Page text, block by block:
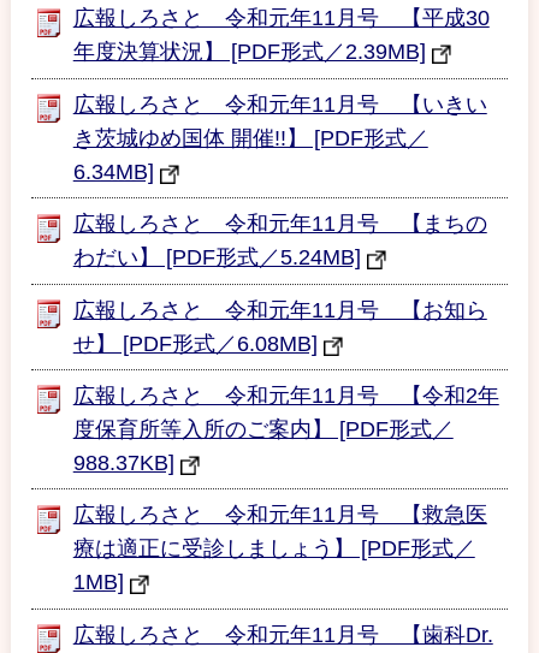
広報しろさと 令和元年11月号 【平成30
年度決算状況】 [PDF形式／2.39MB]
広報しろさと 令和元年11月号 【いきい
き茨城ゆめ国体 開催!!】 [PDF形式／
6.34MB]
広報しろさと 令和元年11月号 【まちの
わだい】 [PDF形式／5.24MB]
広報しろさと 令和元年11月号 【お知ら
せ】 [PDF形式／6.08MB]
広報しろさと 令和元年11月号 【令和2年
度保育所等入所のご案内】 [PDF形式／
988.37KB]
広報しろさと 令和元年11月号 【救急医
療は適正に受診しましょう】 [PDF形式／
1MB]
広報しろさと 令和元年11月号 【歯科Dr.